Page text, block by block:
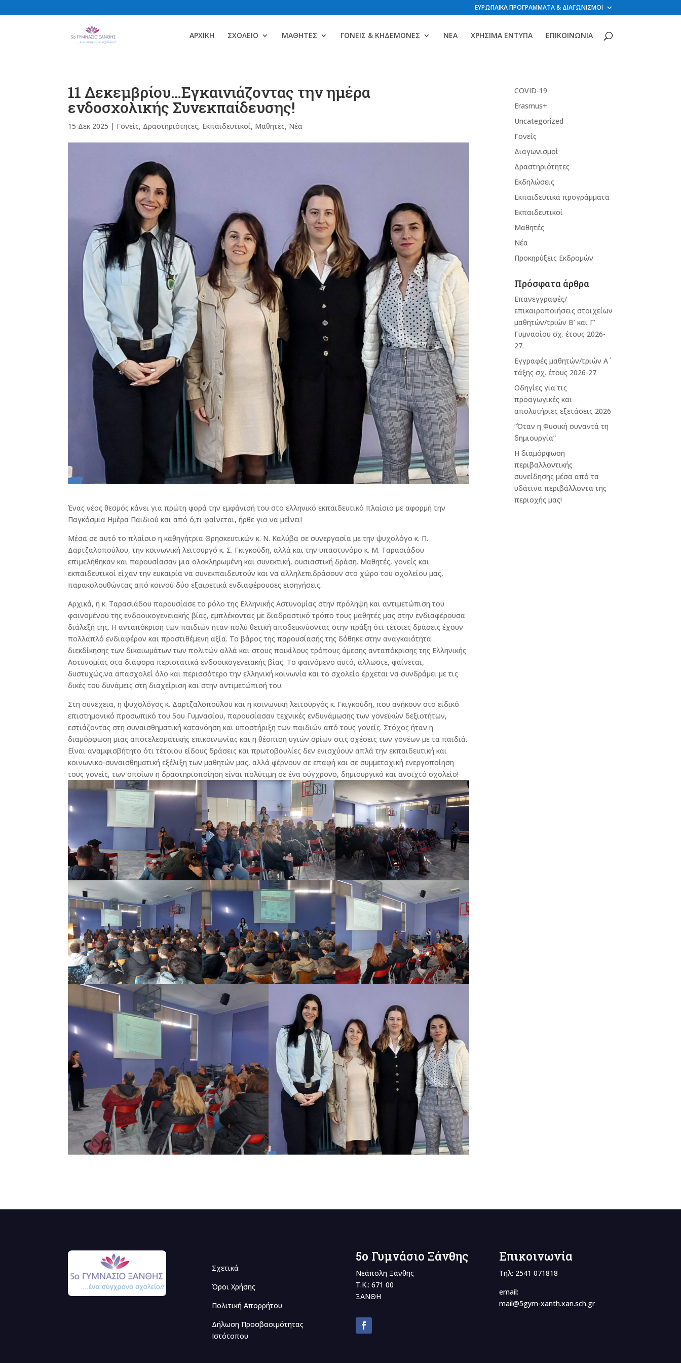
ΕΥΡΩΠΑΪΚΑ ΠΡΟΓΡΑΜΜΑΤΑ & ΔΙΑΓΩΝΙΣΜΟΙ
ΑΡΧΙΚΗ ΣΧΟΛΕΙΟ ΜΑΘΗΤΕΣ ΓΟΝΕΙΣ & ΚΗΔΕΜΟΝΕΣ ΝΕΑ ΧΡΗΣΙΜΑ ΕΝΤΥΠΑ ΕΠΙΚΟΙΝΩΝΙΑ
11 Δεκεμβρίου…Εγκαινιάζοντας την ημέρα
ενδοσχολικής Συνεκπαίδευσης!
15 Δεκ 2025 | Γονείς, Δραστηριότητες, Εκπαιδευτικοί, Μαθητές, Νέα
Ένας νέος θεσμός κάνει για πρώτη φορά την εμφάνισή του στο ελληνικό εκπαιδευτικό πλαίσιο με αφορμή την
Παγκόσμια Ημέρα Παιδιού και από ό,τι φαίνεται, ήρθε για να μείνει!
Μέσα σε αυτό το πλαίσιο η καθηγήτρια Θρησκευτικών κ. Ν. Καλύβα σε συνεργασία με την ψυχολόγο κ. Π.
Δαρτζαλοπούλου, την κοινωνική λειτουργό κ. Σ. Γκιγκούδη, αλλά και την υπαστυνόμο κ. Μ. Ταρασιάδου
επιμελήθηκαν και παρουσίασαν μια ολοκληρωμένη και συνεκτική, ουσιαστική δράση. Μαθητές, γονείς και
εκπαιδευτικοί είχαν την ευκαιρία να συνεκπαιδευτούν και να αλληλεπιδράσουν στο χώρο του σχολείου μας,
παρακολουθώντας από κοινού δύο εξαιρετικά ενδιαφέρουσες εισηγήσεις.
Αρχικά, η κ. Ταρασιάδου παρουσίασε το ρόλο της Ελληνικής Αστυνομίας στην πρόληψη και αντιμετώπιση του
φαινομένου της ενδοοικογενειακής βίας, εμπλέκοντας με διαδραστικό τρόπο τους μαθητές μας στην ενδιαφέρουσα
διάλεξή της. Η ανταπόκριση των παιδιών ήταν πολύ θετική αποδεικνύοντας στην πράξη ότι τέτοιες δράσεις έχουν
πολλαπλό ενδιαφέρον και προστιθέμενη αξία. Το βάρος της παρουσίασής της δόθηκε στην αναγκαιότητα
διεκδίκησης των δικαιωμάτων των πολιτών αλλά και στους ποικίλους τρόπους άμεσης ανταπόκρισης της Ελληνικής
Αστυνομίας στα διάφορα περιστατικά ενδοοικογενειακής βίας. Το φαινόμενο αυτό, άλλωστε, φαίνεται,
δυστυχώς,να απασχολεί όλο και περισσότερο την ελληνική κοινωνία και το σχολείο έρχεται να συνδράμει με τις
δικές του δυνάμεις στη διαχείριση και στην αντιμετώπισή του.
Στη συνέχεια, η ψυχολόγος κ. Δαρτζαλοπούλου και η κοινωνική λειτουργός κ. Γκιγκούδη, που ανήκουν στο ειδικό
επιστημονικό προσωπικό του 5ου Γυμνασίου, παρουσίασαν τεχνικές ενδυνάμωσης των γονεϊκών δεξιοτήτων,
εστιάζοντας στη συναισθηματική κατανόηση και υποστήριξη των παιδιών από τους γονείς. Στόχος ήταν η
διαμόρφωση μιας αποτελεσματικής επικοινωνίας και η θέσπιση υγιών ορίων στις σχέσεις των γονέων με τα παιδιά.
Είναι αναμφισβήτητο ότι τέτοιου είδους δράσεις και πρωτοβουλίες δεν ενισχύουν απλά την εκπαιδευτική και
κοινωνικο-συναισθηματική εξέλιξη των μαθητών μας, αλλά φέρνουν σε επαφή και σε συμμετοχική ενεργοποίηση
τους γονείς, των οποίων η δραστηριοποίηση είναι πολύτιμη σε ένα σύγχρονο, δημιουργικό και ανοιχτό σχολείο!
COVID-19
Erasmus+
Uncategorized
Γονείς
Διαγωνισμοί
Δραστηριότητες
Εκδηλώσεις
Εκπαιδευτικά προγράμματα
Εκπαιδευτικοί
Μαθητές
Νέα
Προκηρύξεις Εκδρομών
Πρόσφατα άρθρα
Επανεγγραφές/
επικαιροποιήσεις στοιχείων
μαθητών/τριών Β’ και Γ’
Γυμνασίου σχ. έτους 2026-
27.
Εγγραφές μαθητών/τριών Α΄
τάξης σχ. έτους 2026-27
Οδηγίες για τις
προαγωγικές και
απολυτήριες εξετάσεις 2026
“Όταν η Φυσική συναντά τη
δημιουργία”
Η διαμόρφωση
περιβαλλοντικής
συνείδησης μέσα από τα
υδάτινα περιβάλλοντα της
περιοχής μας!
Σχετικά
Όροι Χρήσης
Πολιτική Απορρήτου
Δήλωση Προσβασιμότητας
Ιστότοπου
5o Γυμνάσιο Ξάνθης
Νεάπολη Ξάνθης
Τ.Κ.: 671 00
ΞΑΝΘΗ
Επικοινωνία
Τηλ: 2541 071818
email:
mail@5gym-xanth.xan.sch.gr